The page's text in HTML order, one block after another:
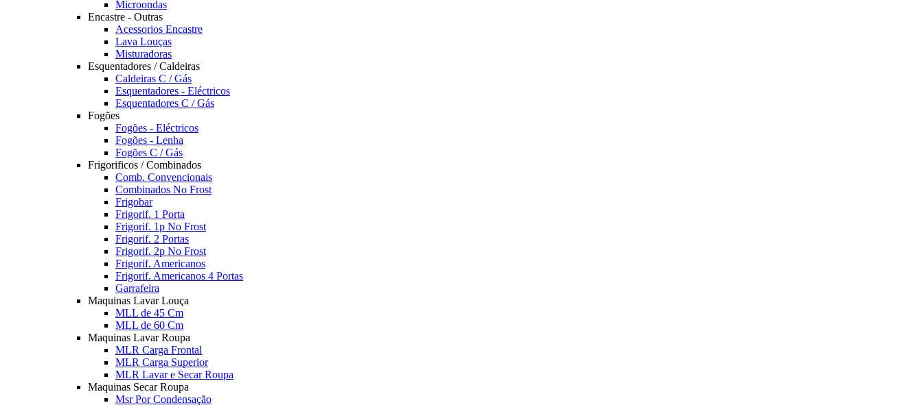
Microondas
Encastre - Outras
Acessorios Encastre
Lava Louças
Misturadoras
Esquentadores / Caldeiras
Caldeiras C / Gás
Esquentadores - Eléctricos
Esquentadores C / Gás
Fogões
Fogões - Eléctricos
Fogões - Lenha
Fogões C / Gás
Frigorificos / Combinados
Comb. Convencionais
Combinados No Frost
Frigobar
Frigorif. 1 Porta
Frigorif. 1p No Frost
Frigorif. 2 Portas
Frigorif. 2p No Frost
Frigorif. Americanos
Frigorif. Americanos 4 Portas
Garrafeira
Maquinas Lavar Louça
MLL de 45 Cm
MLL de 60 Cm
Maquinas Lavar Roupa
MLR Carga Frontal
MLR Carga Superior
MLR Lavar e Secar Roupa
Maquinas Secar Roupa
Msr Por Condensação